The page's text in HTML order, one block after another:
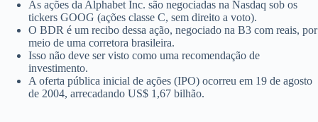
As ações da Alphabet Inc. são negociadas na Nasdaq sob os
tickers GOOG (ações classe C, sem direito a voto).
O BDR é um recibo dessa ação, negociado na B3 com reais, por
meio de uma corretora brasileira.
Isso não deve ser visto como uma recomendação de
investimento.
A oferta pública inicial de ações (IPO) ocorreu em 19 de agosto
de 2004, arrecadando US$ 1,67 bilhão.